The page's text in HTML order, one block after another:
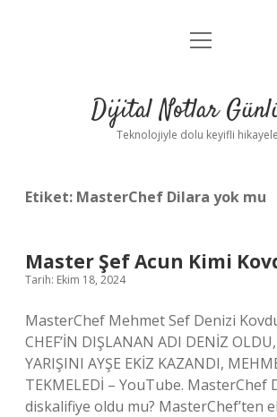
Anasayfa
Yasal Uyarı
menüyü
Dijital Notlar
Teknolojiyle dolu keyifli
Etiket: MasterChef Dilara yok mu
Master Şef Acun Kimi
Tarih: Ekim 18, 2024
MasterChef Mehmet Sef Denizi
CHEF’İN DIŞLANAN ADI DENİZ
YARIŞINI AYŞE EKİZ KAZANDI,
TEKMELEDİ – YouTube. MasterChef
diskalifiye oldu mu? MasterChef’ten